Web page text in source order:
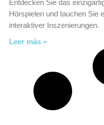
Entdecken Sie das
Hörspielen und tauchen Sie
interaktiver Inszenierungen.
Leer más »